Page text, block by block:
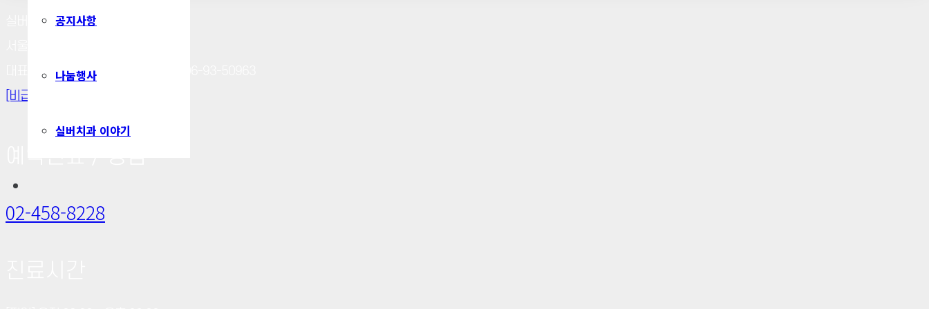
공지사항
나눔행사
실버치과 이야기
실버치과의원
대표자 : 김우현｜사업자등록번호 : 206-93-50963
[비급여수가표]
02-458-8228